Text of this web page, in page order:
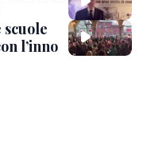
scuole
l’inno